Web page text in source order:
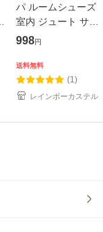
パ ルームシューズ
室内 ジュート サン
ダル レディース メ
涼しい 春用 夏用
秋用 蒸れない おし
ゃれ
998円
送料無料
(1)
レインボーカステル